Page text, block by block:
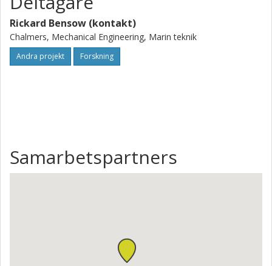
Rickard Bensow (kontakt)
Chalmers, Mechanical Engineering, Marin teknik
Andra projekt Forskning
Samarbetspartners